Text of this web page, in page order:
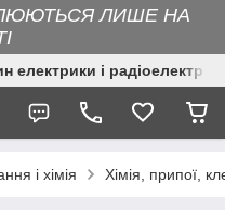
ЛИШЕ НА
електрики і
і хімія Хімія, припої,